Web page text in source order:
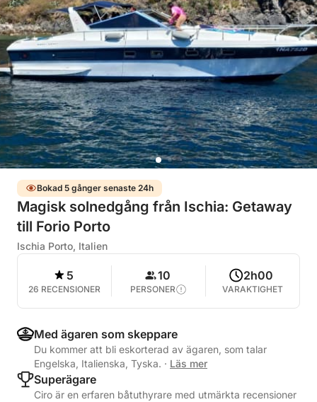
Bokad 5 gånger senaste 24h
Magisk solnedgång från Ischia: Getaway
till Forio Porto
Ischia Porto, Italien
5
26 RECENSIONER
10
PERSONER
2h00
VARAKTIGHET
Med ägaren som skeppare
Du kommer att bli eskorterad av ägaren, som talar
Engelska, Italienska, Tyska. · Läs mer
Superägare
Ciro är en erfaren båtuthyrare med utmärkta recensioner